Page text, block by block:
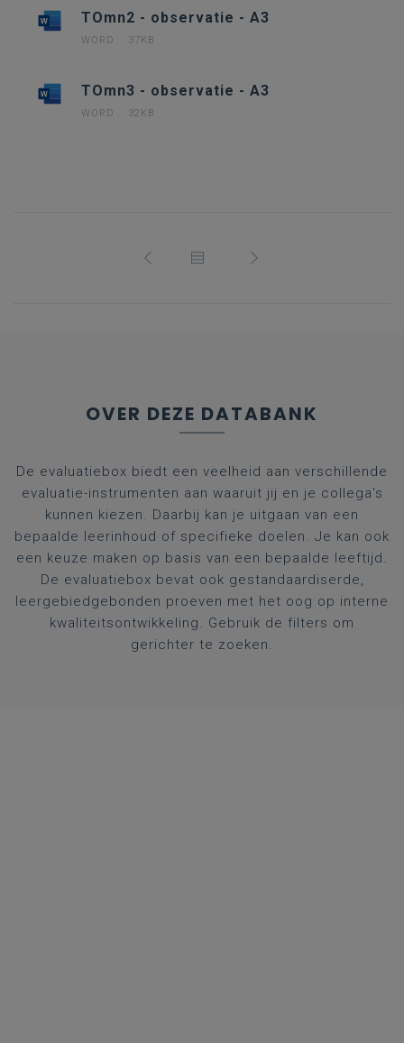
TOmn2 - observatie - A3
WORD 37KB
TOmn3 - observatie - A3
WORD 32KB
OVER DEZE DATABANK
De evaluatiebox biedt een veelheid aan verschillende
evaluatie-instrumenten aan waaruit jij en je collega's
kunnen kiezen. Daarbij kan je uitgaan van een
bepaalde leerinhoud of specifieke doelen. Je kan ook
een keuze maken op basis van een bepaalde leeftijd.
De evaluatiebox bevat ook gestandaardiserde,
leergebiedgebonden proeven met het oog op interne
kwaliteitsontwikkeling. Gebruik de filters om
gerichter te zoeken.